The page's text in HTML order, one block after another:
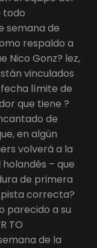
todo
semana de
respaldo a
Nico Gonz? lez,
vinculados
límite de
que tiene ?
de
en algún
volverá a la
– que
de primera
correcta?
parecido a su
TO
de la